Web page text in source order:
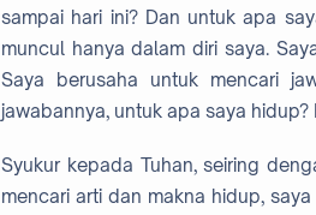
sampai hari ini? Dan untuk apa
muncul hanya dalam diri saya.
Saya berusaha untuk mencari
jawabannya, untuk apa saya
Syukur kepada Tuhan, seiring
mencari arti dan makna hidup,